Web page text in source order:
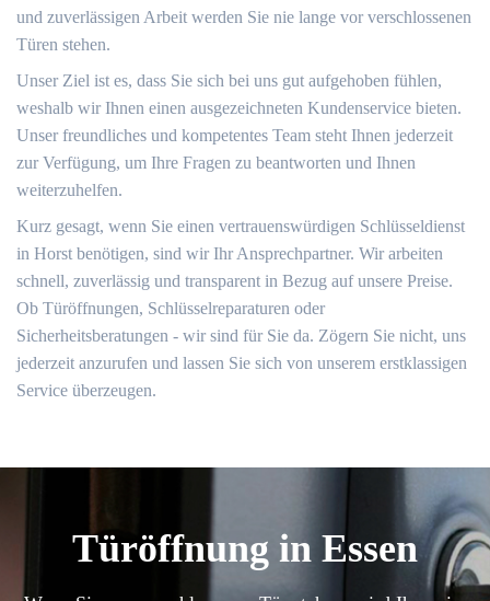
und zuverlässigen Arbeit werden Sie nie lange vor verschlossenen
Türen stehen.
Unser Ziel ist es, dass Sie sich bei uns gut aufgehoben fühlen,
weshalb wir Ihnen einen ausgezeichneten Kundenservice bieten.
Unser freundliches und kompetentes Team steht Ihnen jederzeit
zur Verfügung, um Ihre Fragen zu beantworten und Ihnen
weiterzuhelfen.
Kurz gesagt, wenn Sie einen vertrauenswürdigen Schlüsseldienst
in Horst benötigen, sind wir Ihr Ansprechpartner. Wir arbeiten
schnell, zuverlässig und transparent in Bezug auf unsere Preise.
Ob Türöffnungen, Schlüsselreparaturen oder
Sicherheitsberatungen - wir sind für Sie da. Zögern Sie nicht, uns
jederzeit anzurufen und lassen Sie sich von unserem erstklassigen
Service überzeugen.
Türöffnung in Essen